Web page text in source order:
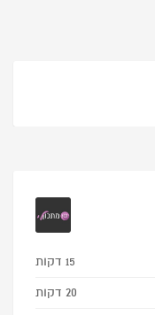
15 דקות
20 דקות